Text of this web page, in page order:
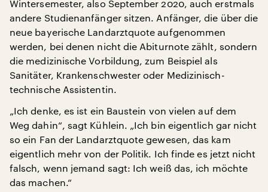
Wintersemester, also September 2020, auch erstmals
andere Studienanfänger sitzen. Anfänger, die über die
neue bayerische Landarztquote aufgenommen
werden, bei denen nicht die Abiturnote zählt, sondern
die medizinische Vorbildung, zum Beispiel als
Sanitäter, Krankenschwester oder Medizinisch-
technische Assistentin.
„Ich denke, es ist ein Baustein von vielen auf dem
Weg dahin“, sagt Kühlein. „Ich bin eigentlich gar nicht
so ein Fan der Landarztquote gewesen, das kam
eigentlich mehr von der Politik. Ich finde es jetzt nicht
falsch, wenn jemand sagt: Ich weiß das, ich möchte
das machen.“